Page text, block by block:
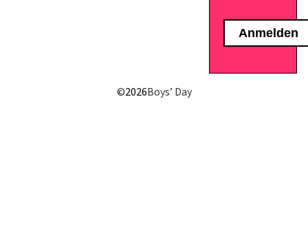
©2026Boys’ Day